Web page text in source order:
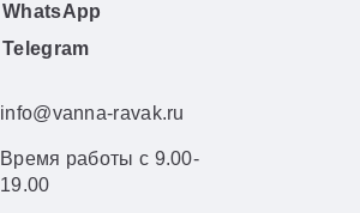
WhatsApp
Telegram
info@vanna-ravak.ru
Время работы с 9.00-
19.00